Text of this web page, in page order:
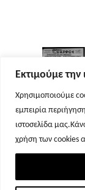
Εκτιμούμε την
Χρησιμοποιούμε
εμπειρία
ιστοσελίδα
χρήση των cookies
Σελίδα 1